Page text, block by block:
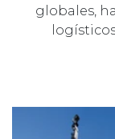
globales,